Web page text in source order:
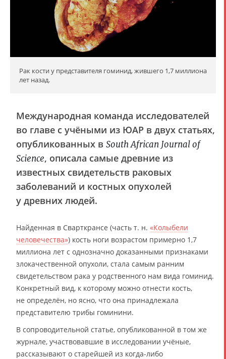
Рак кости у представителя гоминид, жившего 1,7 миллиона
лет назад.
Международная команда исследователей
во главе с учёными из ЮАР в двух статьях,
опубликованных в South African Journal of
Science, описала самые древние из
известных свидетельств раковых
заболеваний и костных опухолей
у древних людей.
Найденная в Сварткрансе (часть т. н. «Колыбели
человечества») кость ноги возрастом примерно 1,7
миллиона лет с однозначно доказанными признаками
злокачественной опухоли, стала самым ранним
свидетельством рака у родственного нам вида гоминид.
Конкретный вид, к которому можно отнести кость,
не определён, но ясно, что она принадлежала
представителю трибы гоминини.
В сопроводительной статье, опубликованной в том же
журнале, участвовавшие в исследовании учёные,
рассказывают о старейшей из когда-либо